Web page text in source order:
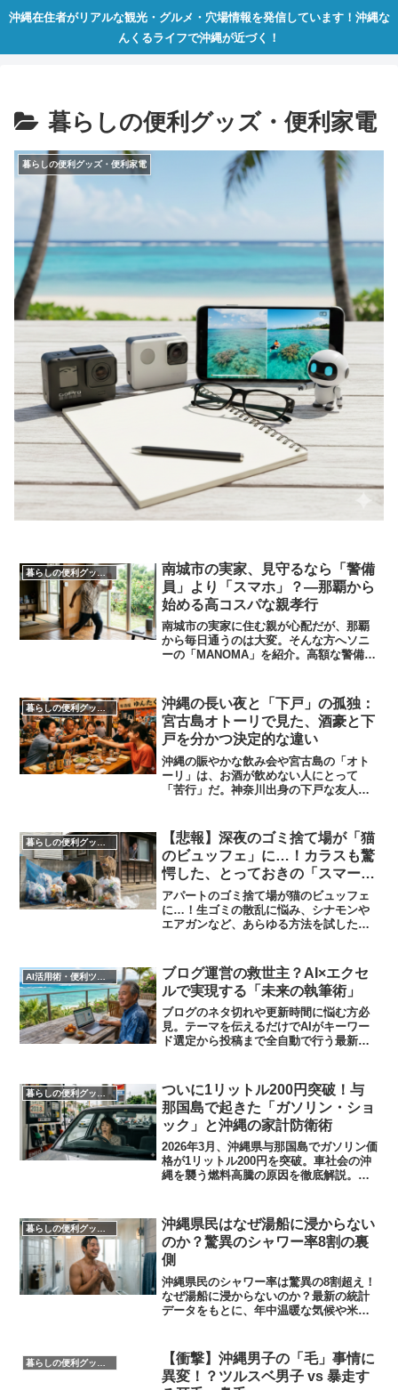
沖縄在住者がリアルな観光・グルメ・穴場情報を発信しています！沖縄な
んくるライフで沖縄が近づく！
暮らしの便利グッズ・便利家電
暮らしの便利グッズ・便利家電
暮らしの便利グッズ・便利家電
​南城市の実家、見守るなら「警備
員」より「スマホ」？―那覇から
始める高コスパな親孝行
南城市の実家に住む親が心配だが、那覇
から毎日通うのは大変。そんな方へソニ
ーの「MANOMA」を紹介。高額な警備会
術を解説。親のプライバシーを守りつつ
安心を手に入れよう。
暮らしの便利グッズ・便利家電
沖縄の長い夜と「下戸」の孤独：
宮古島オトーリで見た、酒豪と下
戸を分かつ決定的な違い
沖縄の賑やかな飲み会や宮古島の「オト
ーリ」は、お酒が飲めない人にとって
「苦行」だ。神奈川出身の下戸な友人の
時間」で酒豪になれる、驚きの解決策を
共有する。
【悲報】深夜のゴミ捨て場が「猫
のビュッフェ」に…！カラスも驚
愕した、とっておきの「スマート
撃退術」を公開
アパートのゴミ捨て場が猫のビュッフェ
に…！生ゴミの散乱に悩み、シナモンや
エアガンなど、あらゆる方法を試した末
波撃退器の驚くべき効果と、くすっと笑
える失敗談を交えて紹介。
ブログ運営の救世主？AI×エクセ
ルで実現する「未来の執筆術」
ブログのネタ切れや更新時間に悩む方必
見。テーマを伝えるだけでAIがキーワー
ド選定から投稿まで全自動で行う最新シ
をシニア視点で考察。挫折しないブログ
運営のヒントを提案します。
暮らしの便利グッズ・便利家電
ついに1リットル200円突破！与
那国島で起きた「ガソリン・ショ
ック」と沖縄の家計防衛術
2026年3月、沖縄県与那国島でガソリン価
格が1リットル200円を突破。車社会の沖
縄を襲う燃料高騰の原因を徹底解説。輸
や、今日からできる「プチ省エネ家電」
を活用した家計防衛術を提案します。
​沖縄県民はなぜ湯船に浸からない
のか？驚異のシャワー率8割の裏
側
沖縄県民のシャワー率は驚異の8割超え！
なぜ湯船に浸からないのか？最新の統計
データをもとに、年中温暖な気候や米軍
「沖縄風呂あるある」エピソードと共に
お届けします。
【衝撃】沖縄男子の「毛」事情に
異変！？ツルスベ男子 vs 暴走す